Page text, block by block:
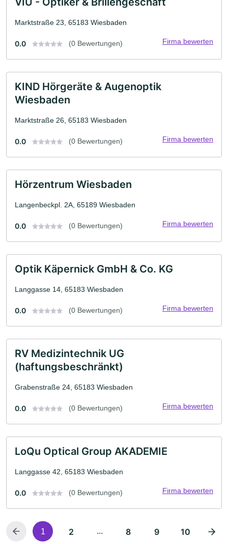
Marktstraße 23, 65183 Wiesbaden
0.0 (0 Bewertungen) Firma bewerten
KIND Hörgeräte & Augenoptik
Wiesbaden
Marktstraße 26, 65183 Wiesbaden
0.0 (0 Bewertungen) Firma bewerten
Hörzentrum Wiesbaden
Langenbeckpl. 2A, 65189 Wiesbaden
0.0 (0 Bewertungen) Firma bewerten
Optik Käpernick GmbH & Co. KG
Langgasse 14, 65183 Wiesbaden
0.0 (0 Bewertungen) Firma bewerten
RV Medizintechnik UG
(haftungsbeschränkt)
Grabenstraße 24, 65183 Wiesbaden
0.0 (0 Bewertungen) Firma bewerten
LoQu Optical Group AKADEMIE
Langgasse 42, 65183 Wiesbaden
0.0 (0 Bewertungen) Firma bewerten
1 2 ... 8 9 10